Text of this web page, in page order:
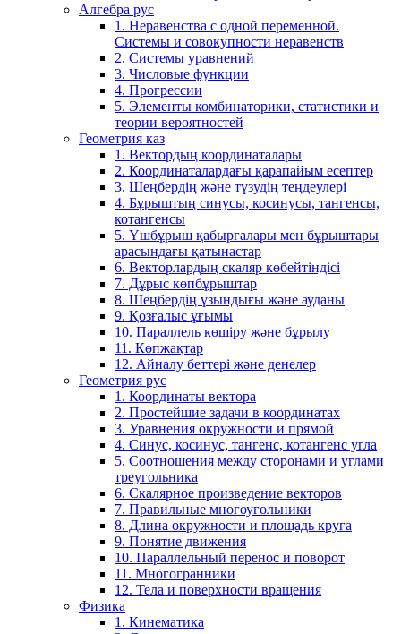
Алгебра рус
1. Неравенства с одной переменной.
Системы и совокупности неравенств
2. Системы уравнений
3. Числовые функции
4. Прогрессии
5. Элементы комбинаторики, статистики и
теории вероятностей
Геометрия каз
1. Вектордың координаталары
2. Координаталардағы қарапайым есептер
3. Шеңбердің және түзудің теңдеулері
4. Бұрыштың синусы, косинусы, тангенсы,
котангенсы
5. Үшбұрыш қабырғалары мен бұрыштары
арасындағы қатынастар
6. Векторлардың скаляр көбейтіндісі
7. Дұрыс көпбұрыштар
8. Шеңбердің ұзындығы және ауданы
9. Қозғалыс ұғымы
10. Параллель көшіру және бұрылу
11. Көпжақтар
12. Айналу беттері және денелер
Геометрия рус
1. Координаты вектора
2. Простейшие задачи в координатах
3. Уравнения окружности и прямой
4. Синус, косинус, тангенс, котангенс угла
5. Соотношения между сторонами и углами
треугольника
6. Скалярное произведение векторов
7. Правильные многоугольники
8. Длина окружности и площадь круга
9. Понятие движения
10. Параллельный перенос и поворот
11. Многогранники
12. Тела и поверхности вращения
Физика
1. Кинематика